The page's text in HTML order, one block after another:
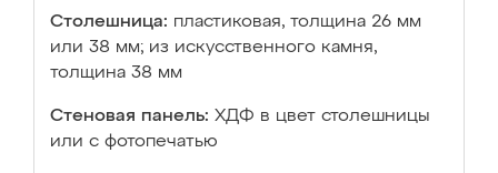
Столешница: пластиковая, толщина 26 мм
или 38 мм; из искусственного камня,
толщина 38 мм
Стеновая панель: ХДФ в цвет столешницы
или с фотопечатью